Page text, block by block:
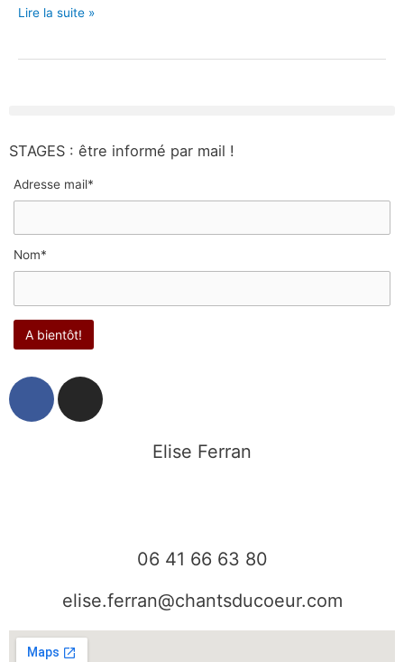
Lire la suite »
STAGES : être informé par mail !
Adresse mail*
Nom*
F
I
Elise Ferran
06 41 66 63 80
elise.ferran@chantsducoeur.com